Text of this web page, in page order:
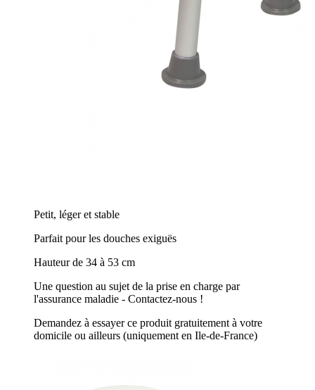
Petit, léger et stable
Parfait pour les douches exiguës
Hauteur de 34 à 53 cm
Une question au sujet de la prise en charge par
l'assurance maladie - Contactez-nous !
Demandez à essayer ce produit gratuitement à votre
domicile ou ailleurs (uniquement en Ile-de-France)